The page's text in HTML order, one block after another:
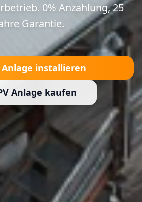
0% Anzahlung, 25
Garantie.
Anlage installieren
Anlage kaufen